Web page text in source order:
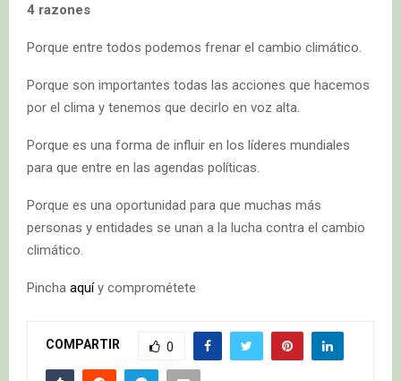
4 razones
Porque entre todos podemos frenar el cambio climático.
Porque son importantes todas las acciones que hacemos
por el clima y tenemos que decirlo en voz alta.
Porque es una forma de influir en los líderes mundiales
para que entre en las agendas políticas.
Porque es una oportunidad para que muchas más
personas y entidades se unan a la lucha contra el cambio
climático.
Pincha aquíy comprométete
COMPARTIR 0